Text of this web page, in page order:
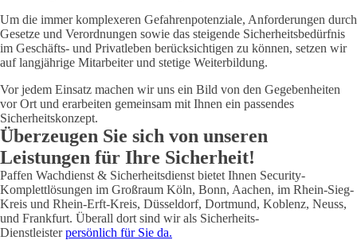
Um die immer komplexeren Gefahrenpotenziale, Anforderungen durch
Gesetze und Verordnungen sowie das steigende Sicherheitsbedürfnis
im Geschäfts- und Privatleben berücksichtigen zu können, setzen wir
auf langjährige Mitarbeiter und stetige Weiterbildung.
Vor jedem Einsatz machen wir uns ein Bild von den Gegebenheiten
vor Ort und erarbeiten gemeinsam mit Ihnen ein passendes
Sicherheitskonzept.
Überzeugen Sie sich von unseren
Leistungen für Ihre Sicherheit!
Paffen Wachdienst & Sicherheitsdienst bietet Ihnen Security-
Komplettlösungen im Großraum Köln, Bonn, Aachen, im Rhein-Sieg-
Kreis und Rhein-Erft-Kreis, Düsseldorf, Dortmund, Koblenz, Neuss,
und Frankfurt. Überall dort sind wir als Sicherheits-
Dienstleisterpersönlich für Sie da.